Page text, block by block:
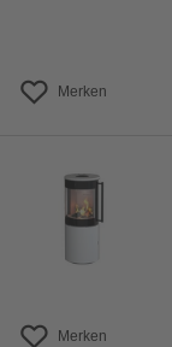
Merken
Merken